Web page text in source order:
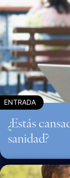
ENTRADA
¿Estás
sanidad?